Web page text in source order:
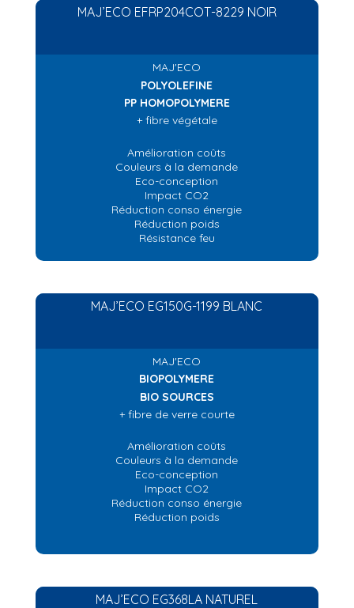
MAJ’ECO EFRP204COT-8229 NOIR
MAJ'ECO
POLYOLEFINE
PP HOMOPOLYMERE
+ fibre végétale
Amélioration coûts
Couleurs à la demande
Eco-conception
Impact CO2
Réduction conso énergie
Réduction poids
Résistance feu
MAJ’ECO EG150G-1199 BLANC
MAJ'ECO
BIOPOLYMERE
BIO SOURCES
+ fibre de verre courte
Amélioration coûts
Couleurs à la demande
Eco-conception
Impact CO2
Réduction conso énergie
Réduction poids
MAJ’ECO EG368LA NATUREL